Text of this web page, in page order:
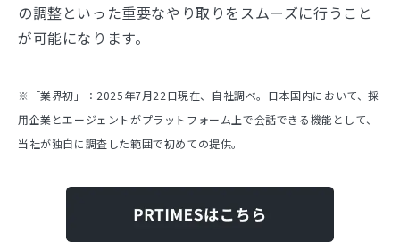
の調整といった重要なやり取りをスムーズに行うこと
が可能になります。
※「業界初」：2025年7月22日現在、自社調べ。日本国内において、採
用企業とエージェントがプラットフォーム上で会話できる機能として、
当社が独自に調査した範囲で初めての提供。